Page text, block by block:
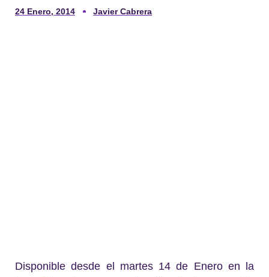
24 Enero, 2014 Javier Cabrera
Disponible desde el martes 14 de Enero en la